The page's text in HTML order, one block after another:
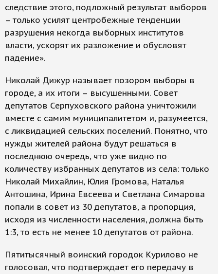
следствие этого, подложный результат выборов
– только усилят центробежные тенденции
разрушения некогда выборных институтов
власти, ускорят их разложение и обусловят
падение».
Николай Дижур называет позором выборы в
городе, а их итоги – высушенными. Совет
депутатов Серпуховского района уничтожили
вместе с самим муниципалитетом и, разумеется,
с ликвидацией сельских поселений. Понятно, что
нужды жителей района будут решаться в
последнюю очередь, что уже видно по
количеству избранных депутатов из села: только
Николай Михайлин, Юлия Громова, Наталья
Антошина, Ирина Евсеева и Светлана Симарова
попали в совет из 30 депутатов, а пропорция,
исходя из численности населения, должна быть
1:3, то есть не менее 10 депутатов от района.
Пятитысячный воинский городок Курилово не
голосовал, что подтверждает его передачу в